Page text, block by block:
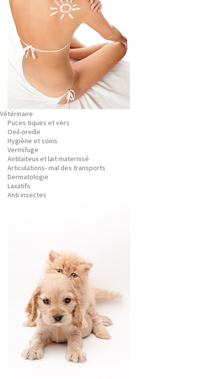
Vétérinaire
Puces tiques et vers
Oeil-oreille
Hygiène et soins
Vermifuge
Antilaiteux et lait maternisé
Articulations- mal des transports
Dermatologie
Laxatifs
Anti insectes